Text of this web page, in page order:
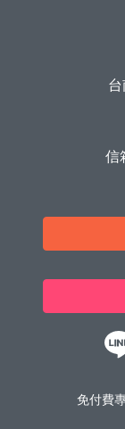
信
免付費